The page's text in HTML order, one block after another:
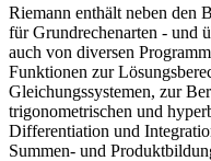
Riemann enthält neben den
für Grundrechenarten - und
auch von diversen
Funktionen zur
Gleichungssystemen, zur
trigonometrischen und
Differentiation und
Summen- und